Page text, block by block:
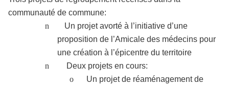
communauté de commune:
n
Un projet avorté à l’initiative d’une
proposition de l’Amicale des médecins pour
une création à l’épicentre du territoire
n
Deux projets en cours:
o
Un projet de réaménagement de